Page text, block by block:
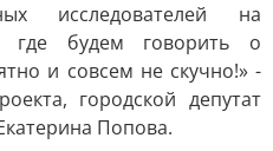
исследователей на
где будем говорить о
и совсем не скучно!» -
городской депутат
Попова.